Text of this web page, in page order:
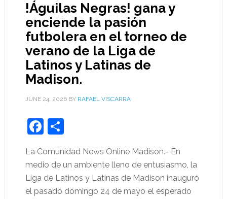
!Águilas Negras! gana y
enciende la pasión
futbolera en el torneo de
verano de la Liga de
Latinos y Latinas de
Madison.
JUNE 24, 2026BY RAFAEL VISCARRA
Facebook
Share
La Comunidad News Online Madison.- En
medio de un ambiente lleno de entusiasmo, la
Liga de Latinos y Latinas de Madison inauguró
el pasado domingo 24 de mayo el esperado